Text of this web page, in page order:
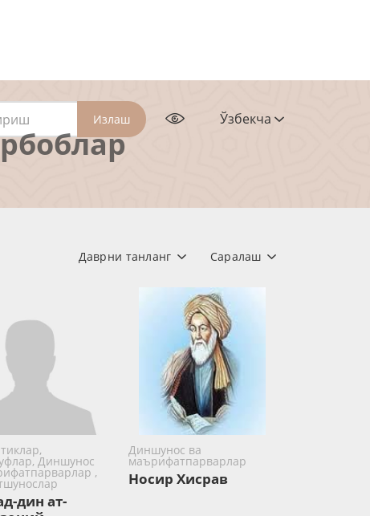
Излаш Ўзбекча
Саралаш
Даврни танланг
Диншунос
,
дин ат-
Диншунос ва
маърифатпарварлар
Носир Хисрав